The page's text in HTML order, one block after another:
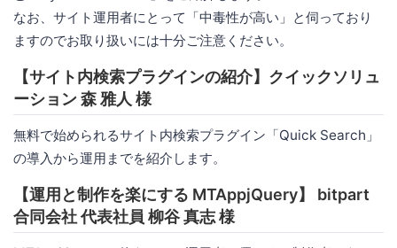
なお、サイト運用者にとって「中毒性が高い」と伺っており
ますのでお取り扱いには十分ご注意ください。
【サイト内検索プラグインの紹介】クイックソリュ
ーション 森 雅人 様
無料で始められるサイト内検索プラグイン「Quick Search」
の導入から運用までを紹介します。
【運用と制作を楽にする MTAppjQuery】 bitpart
合同会社 代表社員 柳谷 真志 様